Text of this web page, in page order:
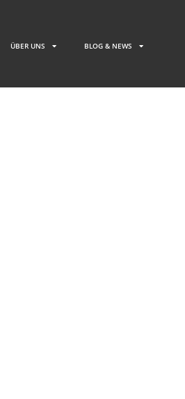
ÜBER UNS BLOG & NEWS